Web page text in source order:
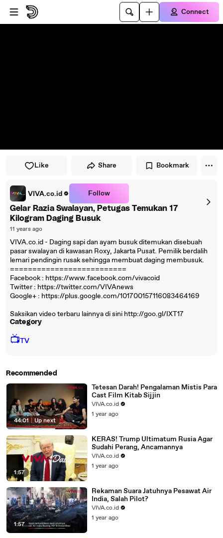
Skip to player
Skip to main content
Connect
Like Share Bookmark
VIVA.co.id Follow
Gelar Razia Swalayan, Petugas Temukan 17
Kilogram Daging Busuk
11 years ago
VIVA.co.id - Daging sapi dan ayam busuk ditemukan disebuah
pasar swalayan di kawasan Roxy, Jakarta Pusat. Pemilik berdalih
lemari pendingin rusak sehingga membuat daging membusuk.
==========================
Facebook : https://www.facebook.com/vivacoid
Twitter : https://twitter.com/VIVAnews‎
Google+ : https://plus.google.com/101700157116083464169
Saksikan video terbaru lainnya di sini http://goo.gl/IXT17
Category
📺TV
Recommended
44:01 | Up next
Tetesan Darah! Pengalaman Mistis Para
Cast Film Kitab Sijjin
VIVA.co.id
1 year ago
1:57
KERAS! Trump Ultimatum Rusia Agar
Sudahi Perang, Ancamannya
VIVA.co.id
1 year ago
1:57
Rekaman Suara Jatuhnya Pesawat Air
India, Salah Pilot?
VIVA.co.id
1 year ago